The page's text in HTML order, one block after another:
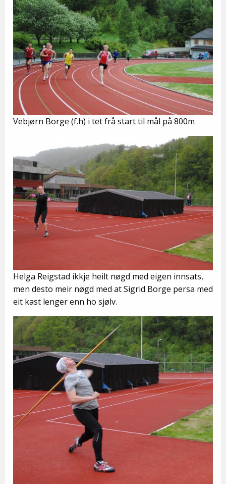
Vebjørn Borge (f.h) i tet frå start til mål på 800m
Helga Reigstad ikkje heilt nøgd med eigen innsats,
men desto meir nøgd med at Sigrid Borge persa med
eit kast lenger enn ho sjølv.